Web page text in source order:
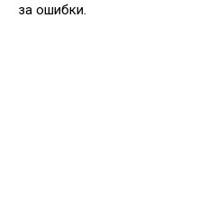
за ошибки.